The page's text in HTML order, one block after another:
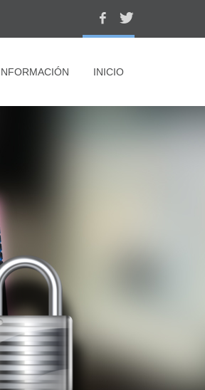
INICIO